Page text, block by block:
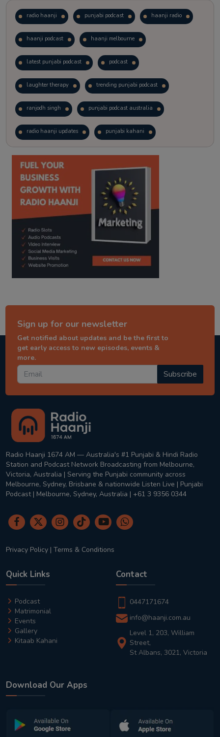
radio haanji punjabi podcast haanji radio
haanji podcast haanji melbourne
latest punjabi podcast podcast
laughter therapy trending punjabi podcast
ranjodh singh punjabi podcast australia
radio haanji updates punjabi kahani
kitaab kahani punjabi story
Sign up for our newsletter
Get notified about updates and be the first to
get early access to new episodes, events &
more.
Subscribe
Radio Haanji 1674 AM — Australia's #1 Punjabi & Hindi Radio
Station and Podcast Network Broadcasting from Melbourne,
Victoria, Australia | Serving the Punjabi community across
Melbourne, Sydney, Brisbane & nationwide Listen Live | Punjabi
Podcast | Melbourne, Sydney, Australia | +61 3 9356 0344
Privacy Policy | Terms & Conditions
Quick Links
Podcast
Matrimonial
Events
Gallery
Kitaab Kahani
Contact
0447171674
info@haanji.com.au
Level 1, 203, William
Street,
St Albans, 3021, Victoria
Download Our Apps